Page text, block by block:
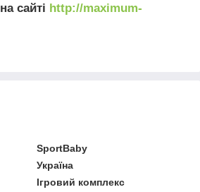
сайті http://maximum-
SportBaby
Україна
Ігровий комплекс